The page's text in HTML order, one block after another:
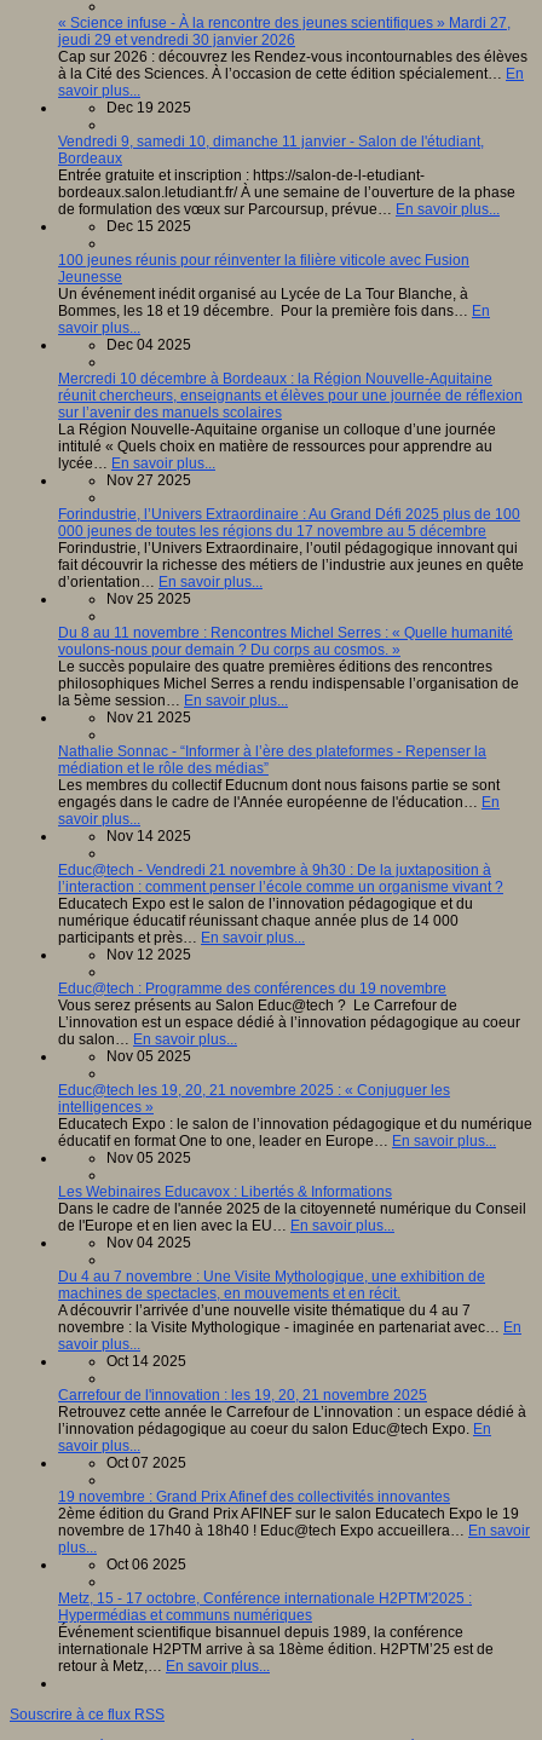
« Science infuse - À la rencontre des jeunes scientifiques » Mardi 27,
jeudi 29 et vendredi 30 janvier 2026
Cap sur 2026 : découvrez les Rendez-vous incontournables des élèves
à la Cité des Sciences. À l’occasion de cette édition spécialement… En
savoir plus...
Dec 19 2025
Vendredi 9, samedi 10, dimanche 11 janvier - Salon de l'étudiant,
Bordeaux
Entrée gratuite et inscription : https://salon-de-l-etudiant-
bordeaux.salon.letudiant.fr/ À une semaine de l’ouverture de la phase
de formulation des vœux sur Parcoursup, prévue… En savoir plus...
Dec 15 2025
100 jeunes réunis pour réinventer la filière viticole avec Fusion
Jeunesse
Un événement inédit organisé au Lycée de La Tour Blanche, à
Bommes, les 18 et 19 décembre. Pour la première fois dans… En
savoir plus...
Dec 04 2025
Mercredi 10 décembre à Bordeaux : la Région Nouvelle-Aquitaine
réunit chercheurs, enseignants et élèves pour une journée de réflexion
sur l’avenir des manuels scolaires
La Région Nouvelle-Aquitaine organise un colloque d’une journée
intitulé « Quels choix en matière de ressources pour apprendre au
lycée… En savoir plus...
Nov 27 2025
Forindustrie, l’Univers Extraordinaire : Au Grand Défi 2025 plus de 100
000 jeunes de toutes les régions du 17 novembre au 5 décembre
Forindustrie, l’Univers Extraordinaire, l’outil pédagogique innovant qui
fait découvrir la richesse des métiers de l’industrie aux jeunes en quête
d’orientation… En savoir plus...
Nov 25 2025
Du 8 au 11 novembre : Rencontres Michel Serres : « Quelle humanité
voulons-nous pour demain ? Du corps au cosmos. »
Le succès populaire des quatre premières éditions des rencontres
philosophiques Michel Serres a rendu indispensable l’organisation de
la 5ème session… En savoir plus...
Nov 21 2025
Nathalie Sonnac - “Informer à l’ère des plateformes - Repenser la
médiation et le rôle des médias”
Les membres du collectif Educnum dont nous faisons partie se sont
engagés dans le cadre de l'Année européenne de l'éducation… En
savoir plus...
Nov 14 2025
Educ@tech - Vendredi 21 novembre à 9h30 : De la juxtaposition à
l’interaction : comment penser l’école comme un organisme vivant ?
Educatech Expo est le salon de l’innovation pédagogique et du
numérique éducatif réunissant chaque année plus de 14 000
participants et près… En savoir plus...
Nov 12 2025
Educ@tech : Programme des conférences du 19 novembre
Vous serez présents au Salon Educ@tech ? Le Carrefour de
L’innovation est un espace dédié à l’innovation pédagogique au coeur
du salon… En savoir plus...
Nov 05 2025
Educ@tech les 19, 20, 21 novembre 2025 : « Conjuguer les
intelligences »
Educatech Expo : le salon de l’innovation pédagogique et du numérique
éducatif en format One to one, leader en Europe… En savoir plus...
Nov 05 2025
Les Webinaires Educavox : Libertés & Informations
Dans le cadre de l'année 2025 de la citoyenneté numérique du Conseil
de l'Europe et en lien avec la EU… En savoir plus...
Nov 04 2025
Du 4 au 7 novembre : Une Visite Mythologique, une exhibition de
machines de spectacles, en mouvements et en récit.
A découvrir l’arrivée d’une nouvelle visite thématique du 4 au 7
novembre : la Visite Mythologique - imaginée en partenariat avec… En
savoir plus...
Oct 14 2025
Carrefour de l'innovation : les 19, 20, 21 novembre 2025
Retrouvez cette année le Carrefour de L’innovation : un espace dédié à
l’innovation pédagogique au coeur du salon Educ@tech Expo. En
savoir plus...
Oct 07 2025
19 novembre : Grand Prix Afinef des collectivités innovantes
2ème édition du Grand Prix AFINEF sur le salon Educatech Expo le 19
novembre de 17h40 à 18h40 ! Educ@tech Expo accueillera… En savoir
plus...
Oct 06 2025
Metz, 15 - 17 octobre, Conférence internationale H2PTM'2025 :
Hypermédias et communs numériques
Événement scientifique bisannuel depuis 1989, la conférence
internationale H2PTM arrive à sa 18ème édition. H2PTM’25 est de
retour à Metz,… En savoir plus...
Souscrire à ce flux RSS